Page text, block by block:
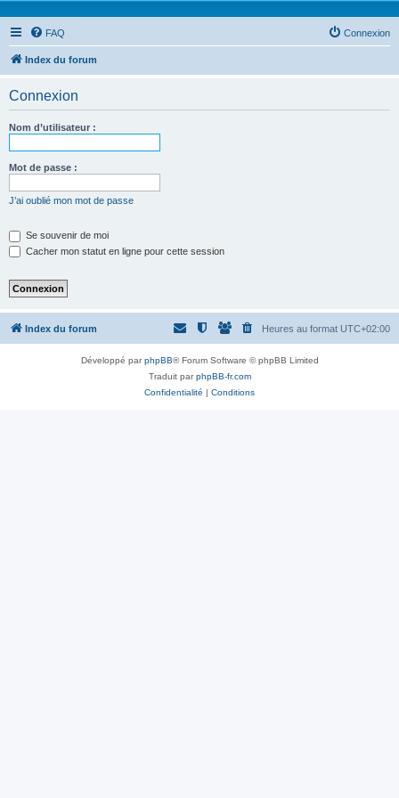
FAQ Connexion
Index du forum
Connexion
Nom d’utilisateur :
Mot de passe :
J’ai oublié mon mot de passe
Se souvenir de moi
Cacher mon statut en ligne pour cette session
Index du forum Heures au format UTC+02:00
Développé parphpBB® Forum Software © phpBB Limited
Traduit parphpBB-fr.com
Confidentialité | Conditions